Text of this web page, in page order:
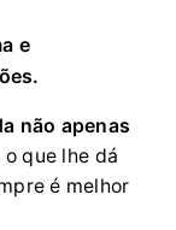
e
não apenas
o que lhe dá
é melhor